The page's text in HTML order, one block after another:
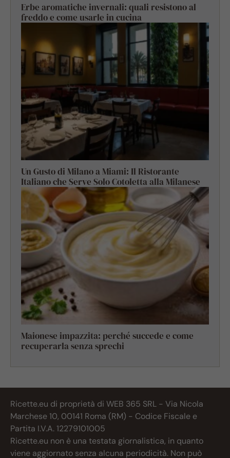
Erbe aromatiche invernali: quali resistono al
freddo e come usarle in cucina
Un Gusto di Milano a Miami: Il Ristorante
Italiano che Serve Solo Cotoletta alla Milanese
Maionese impazzita: perché succede e come
recuperarla senza sprechi
Ricette.eu di proprietà di WEB 365 SRL - Via Nicola
Marchese 10, 00141 Roma (RM) - Codice Fiscale e
Partita I.V.A. 12279101005
Ricette.eu non è una testata giornalistica, in quanto
viene aggiornato senza alcuna periodicità. Non può